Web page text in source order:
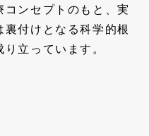
ンセプトのもと、実
付けとなる科学的根
立っています。